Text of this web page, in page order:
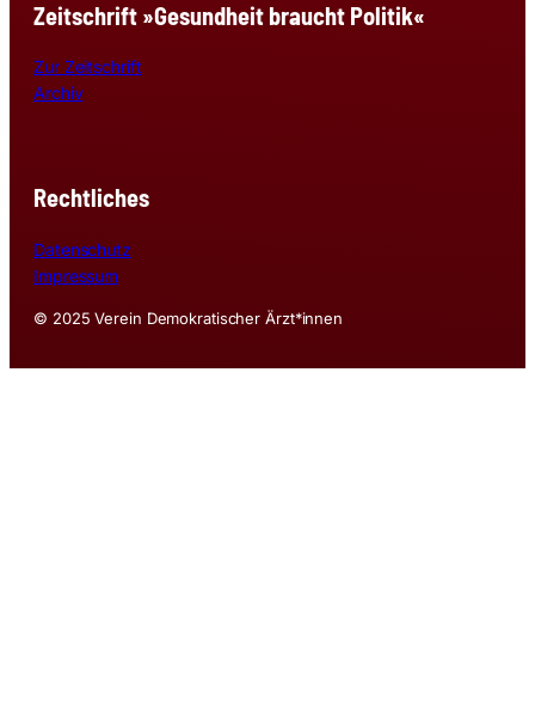
Zeitschrift »Gesundheit braucht Politik«
Zur Zeitschrift
Archiv
Rechtliches
Datenschutz
Impressum
© 2025 Verein Demokratischer Ärzt*innen